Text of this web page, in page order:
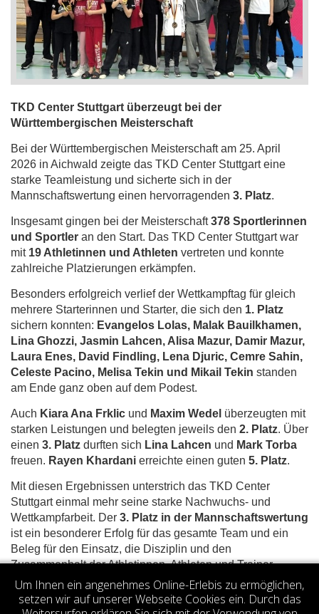
TKD Center Stuttgart überzeugt bei der
Württembergischen Meisterschaft
Bei der Württembergischen Meisterschaft am 25. April
2026 in Aichwald zeigte das TKD Center Stuttgart eine
starke Teamleistung und sicherte sich in der
Mannschaftswertung einen hervorragenden 3. Platz.
Insgesamt gingen bei der Meisterschaft378 Sportlerinnen
und Sportler an den Start. Das TKD Center Stuttgart war
mit 19 Athletinnen und Athleten vertreten und konnte
zahlreiche Platzierungen erkämpfen.
Besonders erfolgreich verlief der Wettkampftag für gleich
mehrere Starterinnen und Starter, die sich den 1. Platz
sichern konnten: Evangelos Lolas, Malak Bauilkhamen,
Lina Ghozzi, Jasmin Lahcen, Alisa Mazur, Damir Mazur,
Laura Enes, David Findling, Lena Djuric, Cemre Sahin,
Celeste Pacino, Melisa Tekin und Mikail Tekin standen
am Ende ganz oben auf dem Podest.
Auch Kiara Ana Frklic und Maxim Wedel überzeugten mit
starken Leistungen und belegten jeweils den 2. Platz. Über
einen 3. Platz durften sich Lina Lahcen und Mark Torba
freuen. Rayen Khardani erreichte einen guten 5. Platz.
Mit diesen Ergebnissen unterstrich das TKD Center
Stuttgart einmal mehr seine starke Nachwuchs- und
Wettkampfarbeit. Der 3. Platz in der Mannschaftswertung
ist ein besonderer Erfolg für das gesamte Team und ein
Beleg für den Einsatz, die Disziplin und den
Zusammenhalt der Athletinnen, Athleten und Trainer.
Votes 0.00 (0 votes)
Um Ihnen ein angenehmes Online-Erlebis zu ermöglichen,
setzen wir auf unserer Webseite Cookies ein. Durch das